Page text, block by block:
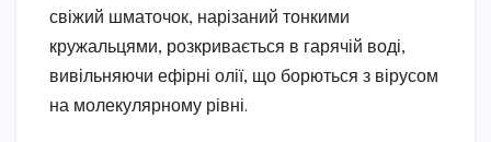
свіжий шматочок, нарізаний тонкими
кружальцями, розкривається в гарячій воді,
вивільняючи ефірні олії, що борються з вірусом
на молекулярному рівні.